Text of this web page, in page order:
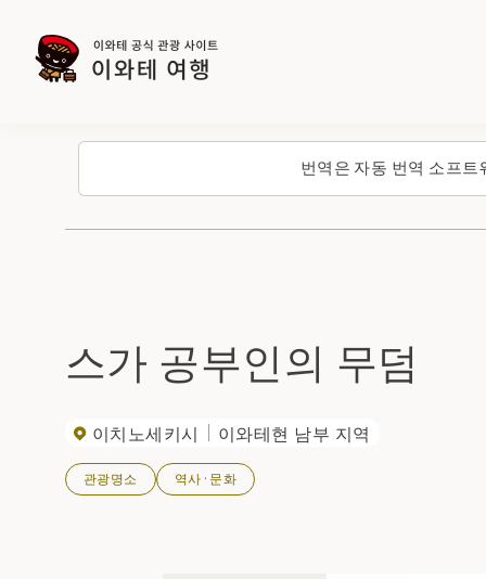
번역은 자동 번역 소프
스가 공부인의 무덤
이치노세키시 이와테현 남부 지역
관광명소 역사·문화